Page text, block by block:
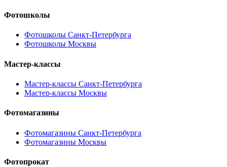
Фотошколы
Фотошколы Санкт-Петербурга
Фотошколы Москвы
Мастер-классы
Мастер-классы Санкт-Петербурга
Мастер-классы Москвы
Фотомагазины
Фотомагазины Санкт-Петербурга
Фотомагазины Москвы
Фотопрокат